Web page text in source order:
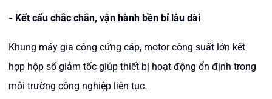
- Kết cấu chắc chắn, vận hành bền bỉ lâu dài
Khung máy gia công cứng cáp, motor công suất lớn kết
hợp hộp số giảm tốc giúp thiết bị hoạt động ổn định trong
môi trường công nghiệp liên tục.